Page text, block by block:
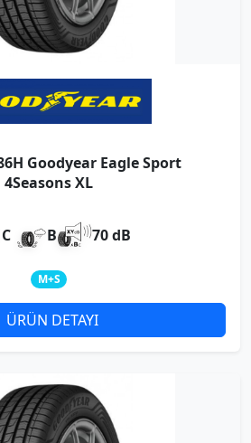
Goodyear Eagle Sport
4Seasons XL
C B 70 dB
M+S
ÜRÜN DETAYI